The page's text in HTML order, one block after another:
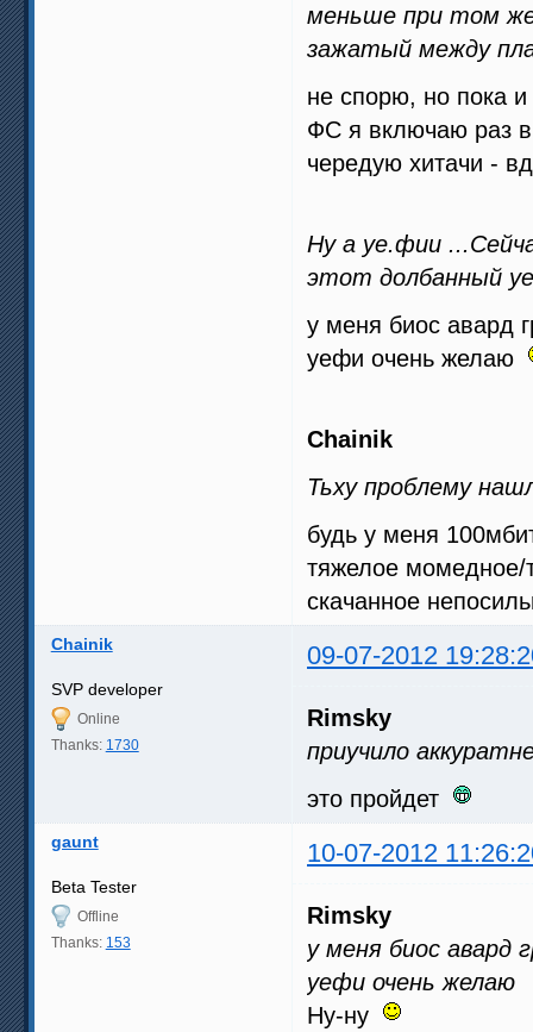
меньше при том же
зажатый между
не спорю, но пока и
ФС я включаю раз
чередую хитачи -
Ну а уе.фии
этот долбанный
у меня биос авард
уефи очень желаю
Chainik
Тьху проблему
будь у меня
тяжелое момедное/
скачанное
Chainik 09-07-2012
SVP developer
Online
Thanks: 1730
Rimsky
приучило
это пройдет
gaunt 10-07-2012
Beta Tester
Offline
Thanks: 153
Rimsky
у меня биос авард
уефи очень желаю
Ну-ну